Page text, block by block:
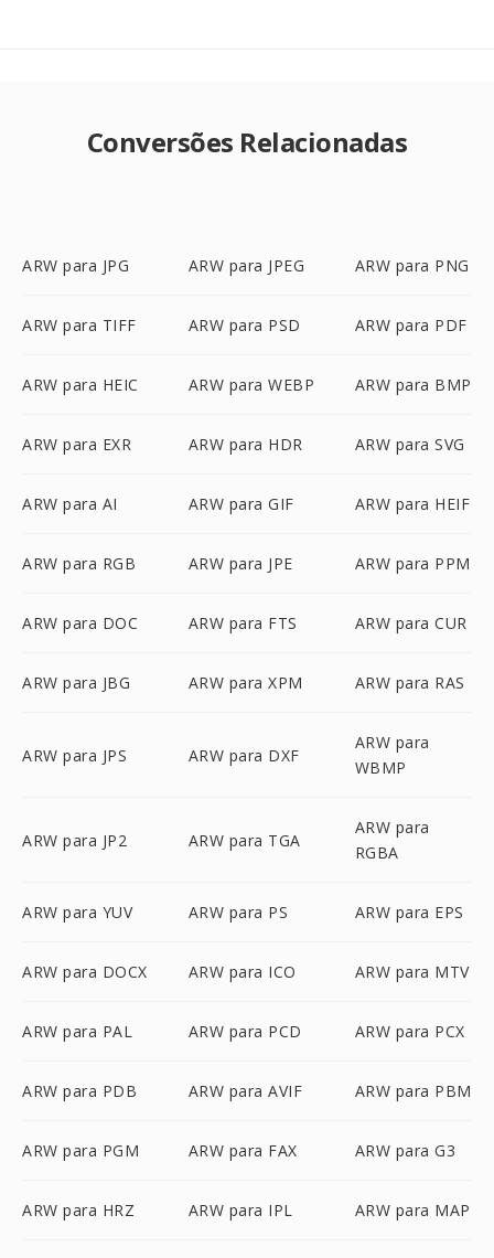
Conversões Relacionadas
ARW para JPG ARW para JPEG ARW para PNG
ARW para TIFF ARW para PSD ARW para PDF
ARW para HEIC ARW para WEBP ARW para BMP
ARW para EXR ARW para HDR ARW para SVG
ARW para AI ARW para GIF ARW para HEIF
ARW para RGB ARW para JPE ARW para PPM
ARW para DOC ARW para FTS ARW para CUR
ARW para JBG ARW para XPM ARW para RAS
ARW para JPS ARW para DXF
ARW para
WBMP
ARW para JP2 ARW para TGA
ARW para
RGBA
ARW para YUV ARW para PS ARW para EPS
ARW para DOCX ARW para ICO ARW para MTV
ARW para PAL ARW para PCD ARW para PCX
ARW para PDB ARW para AVIF ARW para PBM
ARW para PGM ARW para FAX ARW para G3
ARW para HRZ ARW para IPL ARW para MAP